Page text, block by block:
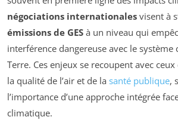
négociations internationales visent à
émissions de GES à un niveau qui
interférence dangereuse avec le système
Terre. Ces enjeux se recoupent avec
la qualité de l’air et de la santé publique,
l’importance d’une approche intégrée
climatique.